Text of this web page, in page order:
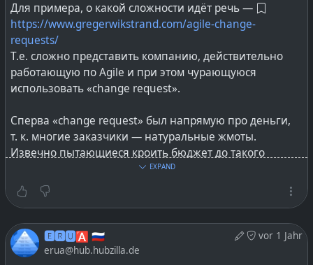
Вот так же и с толпой разработчиков free-шного софта
в мире open source.
#software# opensource# softwaredevelopment#lang_ru
Для примера, о какой сложности идёт речь —
https://www.gregerwikstrand.com/agile-change-
requests/
Т.е. сложно представить компанию, действительно
работающую по Agile и при этом чурающуюся
использовать «change request».
Сперва «change request» был напрямую про деньги,
т. к. многие заказчики — натуральные жмоты.
Извечно пытающиеся кроить бюджет до такого
состояния, при котором вероятность маломальски
успешного завершения проекта начинает сводиться к
вероятности встретить динозавры у входа в метро.
любой проект выглядит как для той девушки из
анекдота, мол 50% на 50% — либо встречу, либо нет —
EXPAND
vor 1 Jahr
🅴🆁🆄🅰 🇷🇺
erua@hub.hubzilla.de